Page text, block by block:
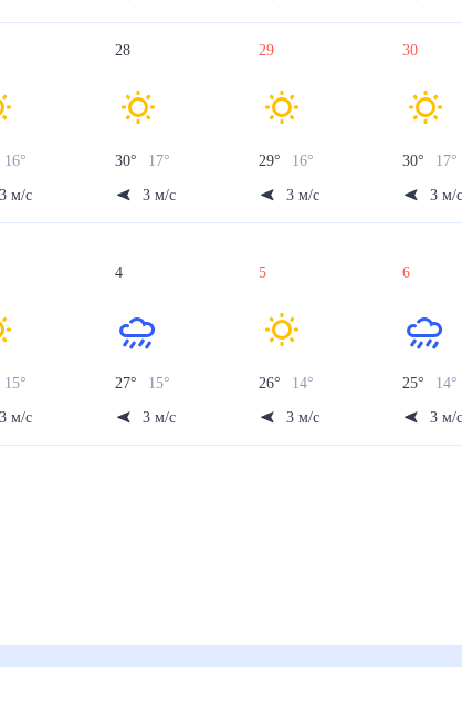
16°
3 м/с
28
30° 17°
3 м/с
29
29° 16°
3 м/с
30
30° 17°
3 м/
15°
3 м/с
4
27° 15°
3 м/с
5
26° 14°
3 м/с
6
25° 14°
3 м/